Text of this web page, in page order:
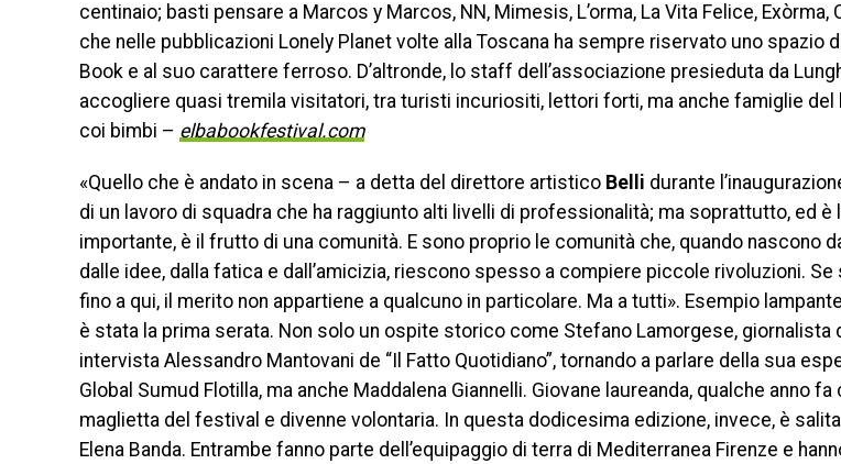
centinaio; basti pensare a Marcos y Marcos, NN, Mimesis, L’orma, La Vita Felice, Exòrma,
che nelle pubblicazioni Lonely Planet volte alla Toscana ha sempre riservato uno spazio
Book e al suo carattere ferroso. D’altronde, lo staff dell’associazione presieduta da
accogliere quasi tremila visitatori, tra turisti incuriositi, lettori forti, ma anche famiglie del
coi bimbi – elbabookfestival.com
«Quello che è andato in scena – a detta del direttore artistico Belli durante
di un lavoro di squadra che ha raggiunto alti livelli di professionalità; ma soprattutto, ed è
importante, è il frutto di una comunità. E sono proprio le comunità che, quando nascono
dalle idee, dalla fatica e dall’amicizia, riescono spesso a compiere piccole rivoluzioni. Se
fino a qui, il merito non appartiene a qualcuno in particolare. Ma a tutti». Esempio
è stata la prima serata. Non solo un ospite storico come Stefano Lamorgese, giornalista
intervista Alessandro Mantovani de “Il Fatto Quotidiano”, tornando a parlare della sua
Global Sumud Flotilla, ma anche Maddalena Giannelli. Giovane laureanda, qualche anno fa
maglietta del festival e divenne volontaria. In questa dodicesima edizione, invece, è
Elena Banda. Entrambe fanno parte dell’equipaggio di terra di Mediterranea Firenze e